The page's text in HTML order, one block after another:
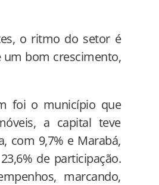
o ritmo do setor é
um bom crescimento,
foi o município que
a capital teve
com 9,7% e Marabá,
de participação.
marcando,